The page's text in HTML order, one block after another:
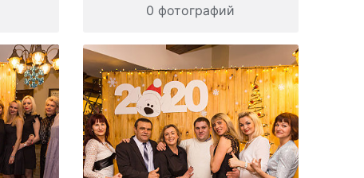
0 фотографий